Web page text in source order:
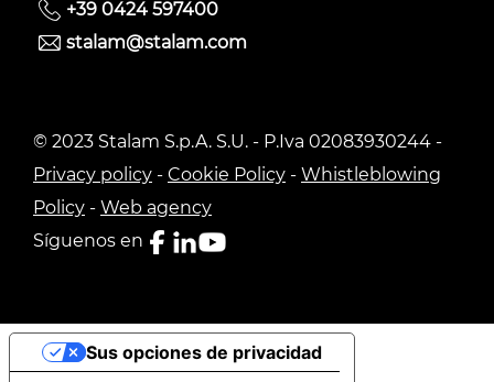
+39 0424 597400
stalam@stalam.com
© 2023 Stalam S.p.A. S.U. - P.Iva 02083930244 -
Privacy policy - Cookie Policy - Whistleblowing
Policy - Web agency
Síguenos en
Sus opciones de privacidad